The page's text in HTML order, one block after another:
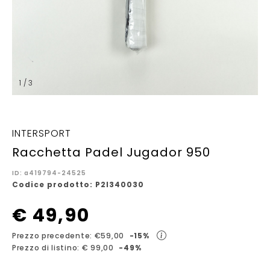
1 / 3
INTERSPORT
Racchetta Padel Jugador 950
ID: a419794-24525
Codice prodotto: P2I340030
€ 49,90
Prezzo precedente: €59,00
-15%
Prezzo di listino: € 99,00
-49%